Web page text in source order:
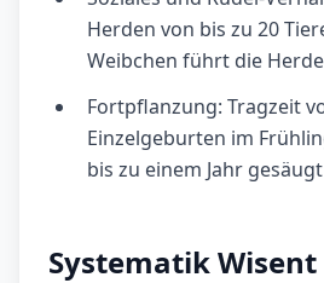
Herden von bis zu 20
Weibchen führt die
Fortpflanzung: Tragzeit
Einzelgeburten im
bis zu einem Jahr gesäugt
Systematik Wisent